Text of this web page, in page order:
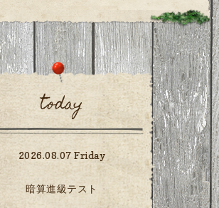
today
2026.08.07 Friday
暗算進級テスト